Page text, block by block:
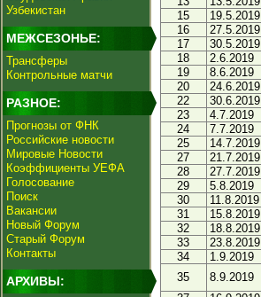
Узбекистан
МЕЖСЕЗОНЬЕ:
Трансферы
Контрольные матчи
РАЗНОЕ:
Прогнозы от ФНК
Российские новости
Мировые Новости
Коэффициенты УЕФА
Голосование
Поиск
Вакансии
Новый Форум
Старый Форум
Контакты
АРХИВЫ:
15
19.5.2019
16
27.5.2019
17
30.5.2019
18
2.6.2019
19
8.6.2019
20
24.6.2019
22
30.6.2019
23
4.7.2019
24
7.7.2019
25
14.7.2019
27
21.7.2019
28
27.7.2019
29
5.8.2019
30
11.8.2019
31
15.8.2019
32
18.8.2019
33
23.8.2019
34
1.9.2019
35
8.9.2019